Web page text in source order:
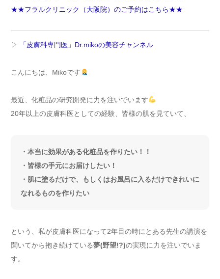
★★フラルクリニック（大阪院）のご予約はこちら★★
▷ 「皮膚科専門医」Dr.mikoの美容チャンネル
こんにちは、Mikoです
最近、化粧品の研究開発に力を注いでいます
20年以上の皮膚科医としての経験、皆様の肌を見ていて、
・本当に効果がある化粧品を作りたい！！
・皆様の手元にお届けしたい！
・肌に塗るだけで、もしくはお風呂に入るだけできれいに
なれるものを作りたい
という、私が皮膚科医になって2年目の時にとある先生の講演を
聞いてから抱き続けている夢(野望!?)の実現に力を注いでいま
す。